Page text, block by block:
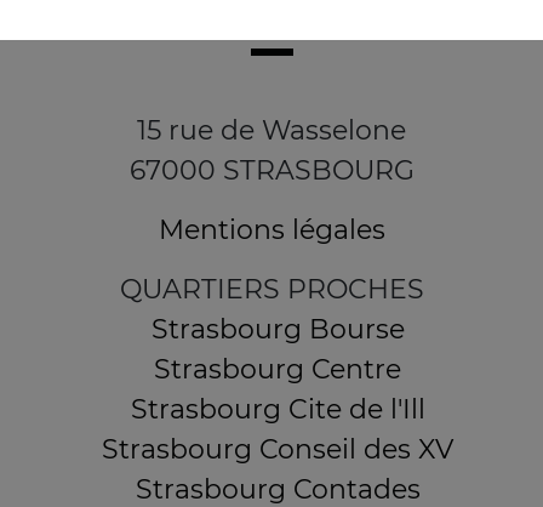
15 rue de Wasselone
67000 STRASBOURG
Mentions légales
QUARTIERS PROCHES
Strasbourg Bourse
Strasbourg Centre
Strasbourg Cite de l'Ill
Strasbourg Conseil des XV
Strasbourg Contades